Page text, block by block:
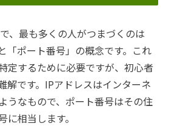
、最も多くの人がつまづくのは
「ポート番号」の概念です。これ
定するために必要ですが、初心者
解です。IPアドレスはインターネ
うなもので、ポート番号はその住
に相当します。